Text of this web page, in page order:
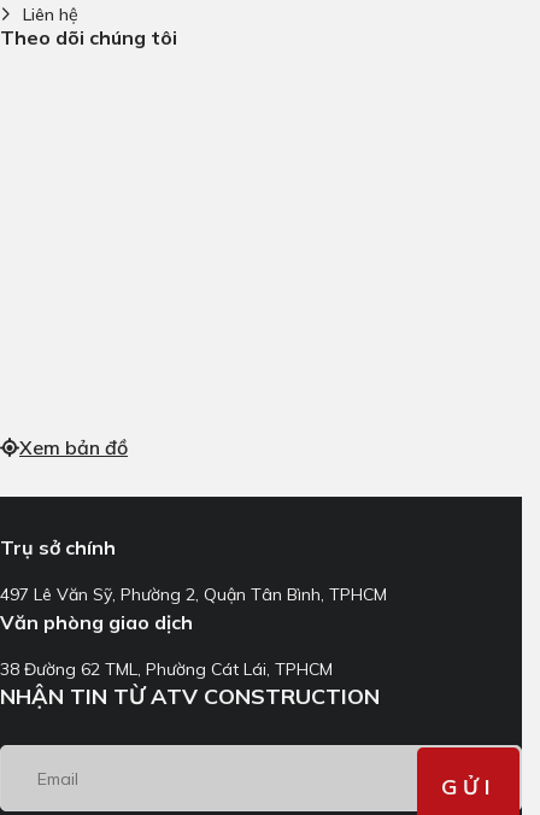
Liên hệ
Theo dõi chúng tôi
Xem bản đồ
Trụ sở chính
497 Lê Văn Sỹ, Phường 2, Quận Tân Bình, TPHCM
Văn phòng giao dịch
38 Đường 62 TML, Phường Cát Lái, TPHCM
NHẬN TIN TỪ ATV CONSTRUCTION